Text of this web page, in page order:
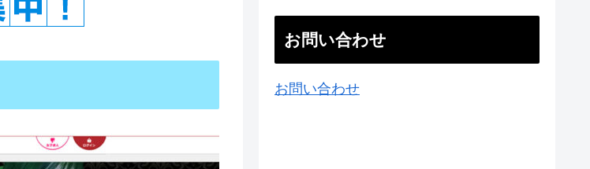
お問い合わせ
お問い合わせ